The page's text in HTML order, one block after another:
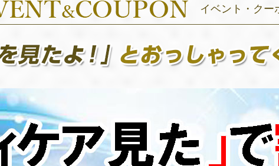
イベント・クー